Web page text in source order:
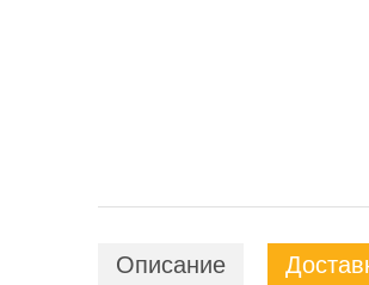
Описание